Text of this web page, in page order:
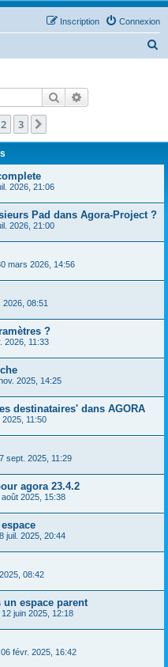
Connexion
Inscription
Rechercher
2 3
2026, 21:06
Pad dans Agora-Project ?
2026, 21:00
mars 2026, 14:56
2026, 08:51
?
2026, 11:33
2025, 14:25
destinataires' dans AGORA
2025, 11:50
sept. 2025, 11:29
agora 23.4.2
août 2025, 15:38
juil. 2025, 20:44
08:42
un espace parent
12 juin 2025, 12:18
06 févr. 2025, 16:42